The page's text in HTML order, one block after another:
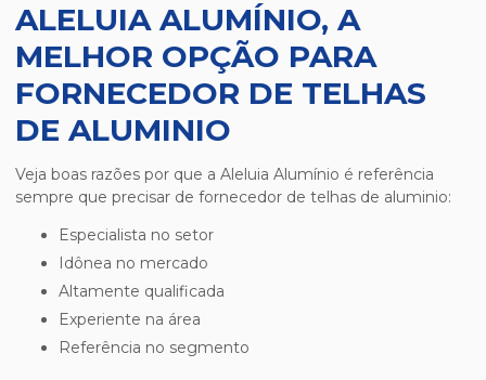
ALELUIA ALUMÍNIO, A
MELHOR OPÇÃO PARA
FORNECEDOR DE TELHAS
DE ALUMINIO
Veja boas razões por que a Aleluia Alumínio é referência
sempre que precisar de fornecedor de telhas de aluminio:
especialista no setor
idônea no mercado
altamente qualificada
experiente na área
referência no segmento